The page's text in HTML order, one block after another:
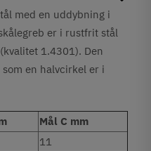
med en uddybning i
er i rustfrit stål
1.4301). Den
en halvcirkel er i
Mål C mm
11